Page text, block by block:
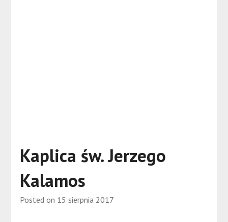
Kaplica św. Jerzego
Kalamos
Posted on 15 sierpnia 2017